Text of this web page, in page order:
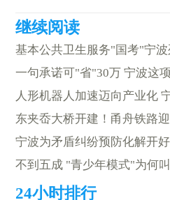
基本公共卫生服务"国考"宁波
一句承诺可"省"30万 宁波这
人形机器人加速迈向产业化
东夹岙大桥开建！甬舟铁路
宁波为矛盾纠纷预防化解开
不到五成 "青少年模式"为何